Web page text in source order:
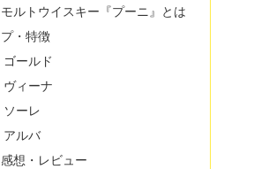
ルトウイスキー『プーニ』とは
・特徴
ールド
ィーナ
ーレ
ルバ
感想・レビュー